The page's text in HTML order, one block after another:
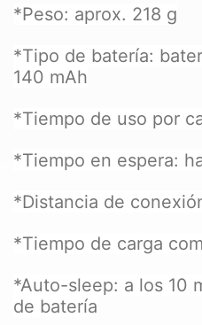
*Peso: aprox. 218 g
*Tipo de batería:
140 mAh
*Tiempo de uso por
*Tiempo en espera:
*Distancia de
*Tiempo de carga
*Auto-sleep: a los 10
de batería